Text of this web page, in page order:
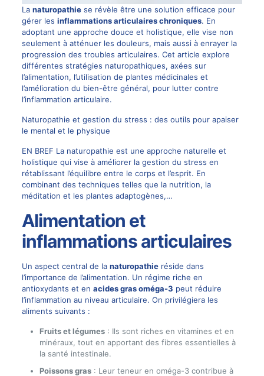
La naturopathiese révèle être une solution efficace pour
gérer les inflammations articulaires chroniques. En
adoptant une approche douce et holistique, elle vise non
seulement à atténuer les douleurs, mais aussi à enrayer la
progression des troubles articulaires. Cet article explore
différentes stratégies naturopathiques, axées sur
l’alimentation, l’utilisation de plantes médicinales et
l’amélioration du bien-être général, pour lutter contre
l’inflammation articulaire.
Naturopathie et gestion du stress : des outils pour apaiser
le mental et le physique
EN BREF La naturopathie est une approche naturelle et
holistique qui vise à améliorer la gestion du stress en
rétablissant l’équilibre entre le corps et l’esprit. En
combinant des techniques telles que la nutrition, la
méditation et les plantes adaptogènes,…
Alimentation et
inflammations articulaires
Un aspect central de la naturopathieréside dans
l’importance de l’alimentation. Un régime riche en
antioxydants et en acides gras oméga-3 peut réduire
l’inflammation au niveau articulaire. On privilégiera les
aliments suivants :
Fruits et légumes: Ils sont riches en vitamines et en
minéraux, tout en apportant des fibres essentielles à
la santé intestinale.
Poissons gras: Leur teneur en oméga-3 contribue à